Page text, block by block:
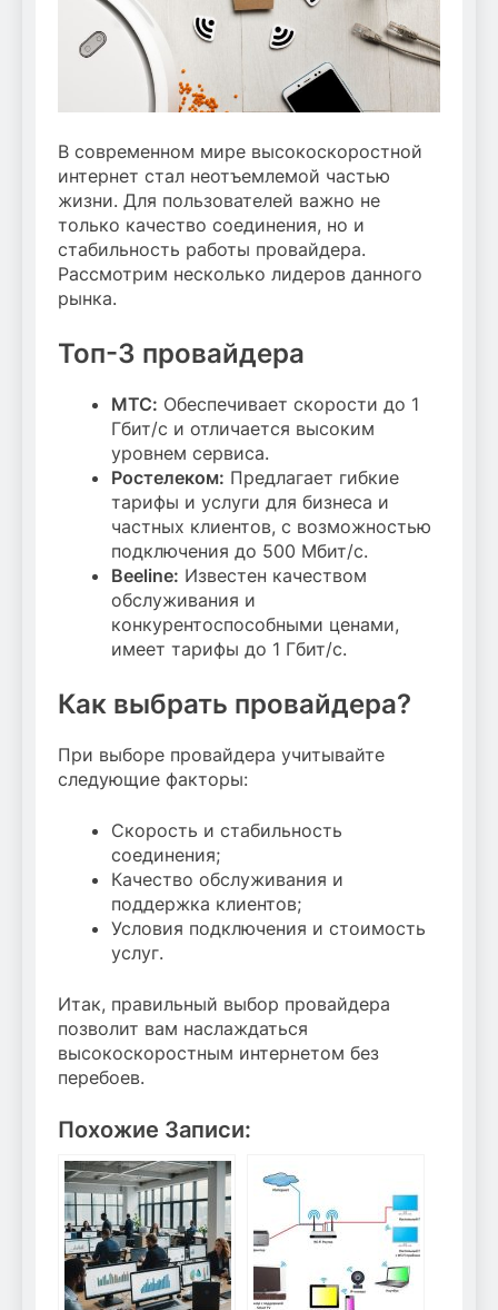
В современном мире высокоскоростной
интернет стал неотъемлемой частью
жизни. Для пользователей важно не
только качество соединения, но и
стабильность работы провайдера.
Рассмотрим несколько лидеров данного
рынка.
Топ-3 провайдера
МТС: Обеспечивает скорости до 1
Гбит/с и отличается высоким
уровнем сервиса.
Ростелеком: Предлагает гибкие
тарифы и услуги для бизнеса и
частных клиентов, с возможностью
подключения до 500 Мбит/с.
Beeline: Известен качеством
обслуживания и
конкурентоспособными ценами,
имеет тарифы до 1 Гбит/с.
Как выбрать провайдера?
При выборе провайдера учитывайте
следующие факторы:
Скорость и стабильность
соединения;
Качество обслуживания и
поддержка клиентов;
Условия подключения и стоимость
услуг.
Итак, правильный выбор провайдера
позволит вам наслаждаться
высокоскоростным интернетом без
перебоев.
Похожие Записи: